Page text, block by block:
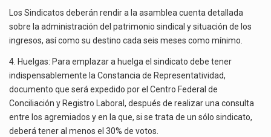
Los Sindicatos deberán rendir a la asamblea cuenta detallada
sobre la administración del patrimonio sindical y situación de los
ingresos, así como su destino cada seis meses como mínimo.
4. Huelgas: Para emplazar a huelga el sindicato debe tener
indispensablemente la Constancia de Representatividad,
documento que será expedido por el Centro Federal de
Conciliación y Registro Laboral, después de realizar una consulta
entre los agremiados y en la que, si se trata de un sólo sindicato,
deberá tener al menos el 30% de votos.